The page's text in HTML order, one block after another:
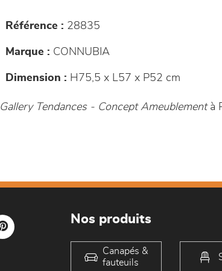
Référence : 28835
Marque : CONNUBIA
Dimension : H75,5 x L57 x P52 cm
Gallery Tendances - Concept Ameublement à
Nos produits
Canapés &
fauteuils